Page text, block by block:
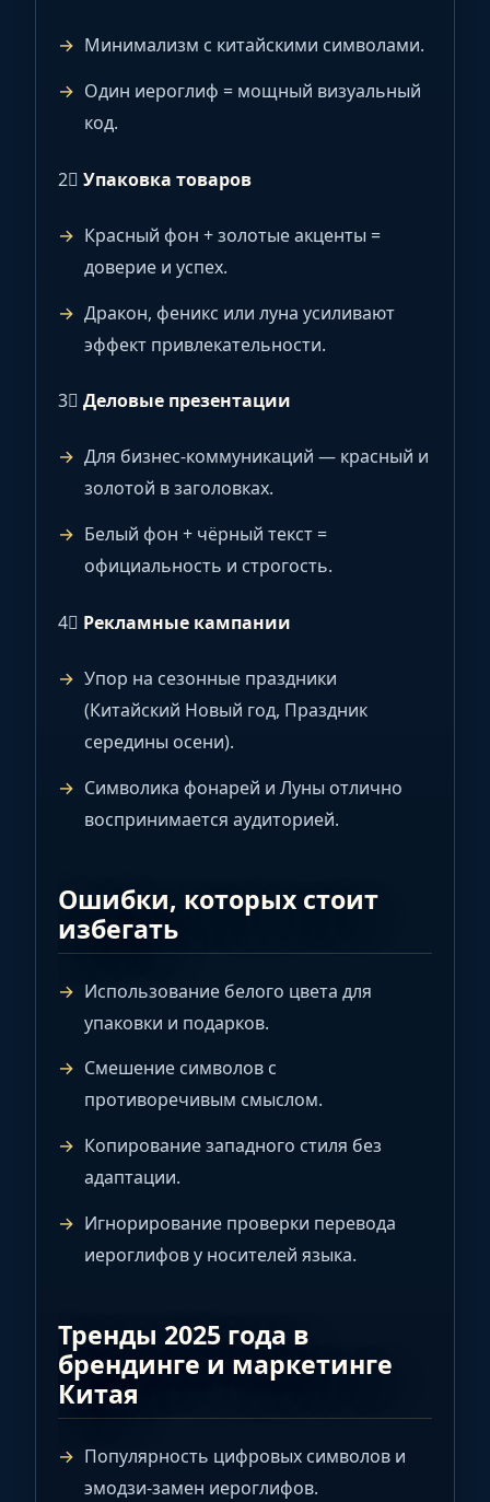
Минимализм с китайскими символами.
Один иероглиф = мощный визуальный
код.
2⃣ Упаковка товаров
Красный фон + золотые акценты =
доверие и успех.
Дракон, феникс или луна усиливают
эффект привлекательности.
3⃣ Деловые презентации
Для бизнес-коммуникаций — красный и
золотой в заголовках.
Белый фон + чёрный текст =
официальность и строгость.
4⃣ Рекламные кампании
Упор на сезонные праздники
(Китайский Новый год, Праздник
середины осени).
Символика фонарей и Луны отлично
воспринимается аудиторией.
Ошибки, которых стоит
избегать
Использование белого цвета для
упаковки и подарков.
Смешение символов с
противоречивым смыслом.
Копирование западного стиля без
адаптации.
Игнорирование проверки перевода
иероглифов у носителей языка.
Тренды 2025 года в
брендинге и маркетинге
Китая
Популярность цифровых символов и
эмодзи-замен иероглифов.